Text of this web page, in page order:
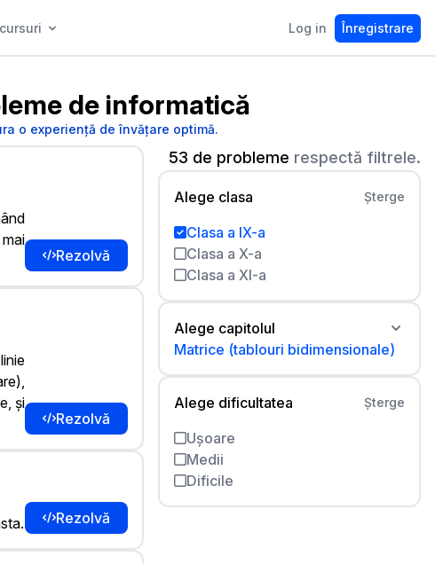
Log in Înregistrare
de informatică
o experiență de învățare optimă.
Rezolvă
și
Rezolvă
Rezolvă
53 de probleme respectă filtrele.
Alege clasa Șterge
Clasa a IX-a
Clasa a X-a
Clasa a XI-a
Alege capitolul
Matrice (tablouri bidimensionale)
Alege dificultatea Șterge
Ușoare
Medii
Dificile